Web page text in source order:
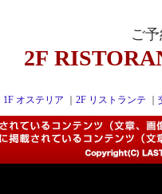
ご
2F
1F オステリア 2F リストランテ